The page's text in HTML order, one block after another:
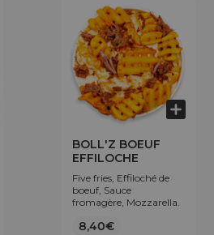
BOLL'Z BOEUF
EFFILOCHE
Five fries, Effiloché de
boeuf, Sauce
fromagère, Mozzarella.
8,40€